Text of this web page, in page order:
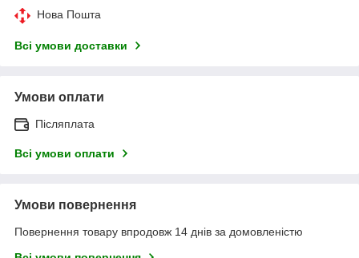
Нова Пошта
Всі умови доставки
Умови оплати
Післяплата
Всі умови оплати
Умови повернення
Повернення товару впродовж 14 днів за домовленістю